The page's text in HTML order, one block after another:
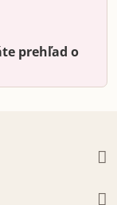
prehľad o